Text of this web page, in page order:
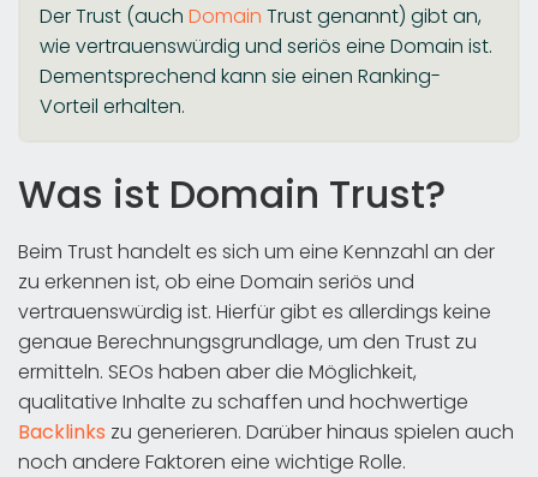
Der Trust (auch Domain Trust genannt) gibt an,
wie vertrauenswürdig und seriös eine Domain ist.
Dementsprechend kann sie einen Ranking-
Vorteil erhalten.
Was ist Domain Trust?
Beim Trust handelt es sich um eine Kennzahl an der
zu erkennen ist, ob eine Domain seriös und
vertrauenswürdig ist. Hierfür gibt es allerdings keine
genaue Berechnungsgrundlage, um den Trust zu
ermitteln. SEOs haben aber die Möglichkeit,
qualitative Inhalte zu schaffen und hochwertige
Backlinks zu generieren. Darüber hinaus spielen auch
noch andere Faktoren eine wichtige Rolle.